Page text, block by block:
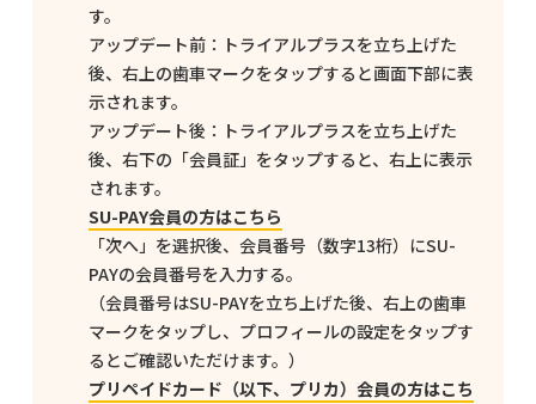
す。
アップデート前：トライアルプラスを立ち上げた
後、右上の歯車マークをタップすると画面下部に表
示されます。
アップデート後：トライアルプラスを立ち上げた
後、右下の「会員証」をタップすると、右上に表示
されます。
SU-PAY会員の方はこちら
「次へ」を選択後、会員番号（数字13桁）にSU-
PAYの会員番号を入力する。
（会員番号はSU-PAYを立ち上げた後、右上の歯車
マークをタップし、プロフィールの設定をタップす
るとご確認いただけます。）
プリペイドカード（以下、プリカ）会員の方はこち